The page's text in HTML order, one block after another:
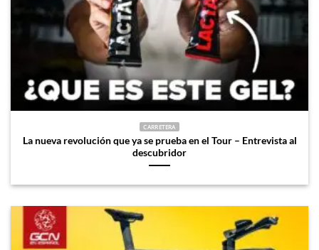
CARRETERA
La nueva revolución que ya se prueba en el Tour – Entrevista al
descubridor